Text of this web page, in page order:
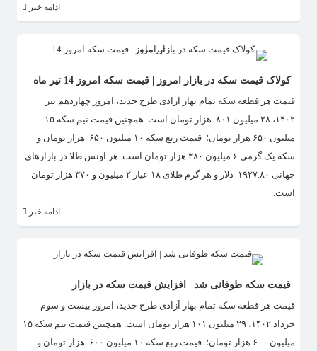
ادامه خبر
کولاک قیمت سکه در بازار امروز | قیمت سکه امروز 14 تیر ماه
قیمت هر قطعه سکه تمام بهار آزادی طرح جدید، امروز چهاردهم تیر
۱۴۰۲، ۲۸ میلیون ۸۰۱ هزار تومان است. همچنین قیمت نیم سکه ۱۵
میلیون ۶۵۰ هزار تومان؛ قیمت ربع سکه ۱۰ میلیون ۶۵۰ هزار تومان و
سکه یک گرمی ۶ میلیون ۳۸۰ هزار تومان است. هر اونس طلا در بازارهای
جهانی ۱۹۲۷.۸۰ دلار و هر گرم طلای ۱۸ عیار ۲ میلیون و ۳۷۰ هزار تومان
است.
ادامه خبر
قیمت سکه طوفانی شد | افزایش قیمت سکه در بازار
قیمت هر قطعه سکه تمام بهار آزادی طرح جدید، امروز بیست و سوم
خرداد ۱۴۰۲، ۲۹ میلیون ۱۰۱ هزار تومان است. همچنین قیمت نیم سکه ۱۵
میلیون ۶۰۰ هزار تومان؛ قیمت ربع سکه ۱۰ میلیون ۶۰۰ هزار تومان و